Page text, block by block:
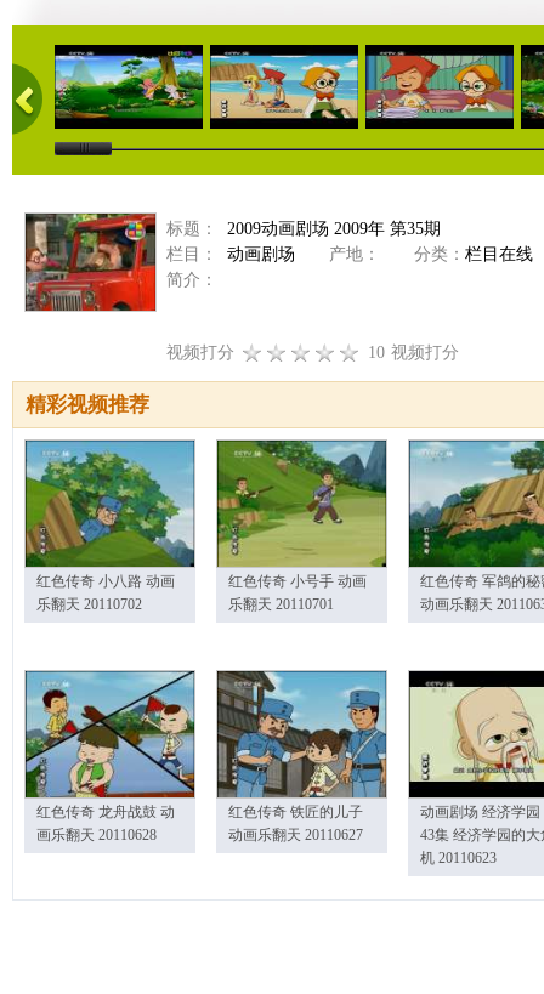
10:07 11:44 11:36
标题：
2009动画剧场 2009年 第35期
栏目：
动画剧场 产地： 分类： 栏目在线
简介：
视频打分 10 视频打分
精彩视频推荐
红色传奇 小八路 动画
乐翻天 20110702
红色传奇 小号手 动画
乐翻天 20110701
红色传奇 军鸽的秘
动画乐翻天
红色传奇 龙舟战鼓 动
画乐翻天 20110628
红色传奇 铁匠的儿子
动画乐翻天 20110627
动画剧场 经济学园
43集 经济学园的大
机 20110623